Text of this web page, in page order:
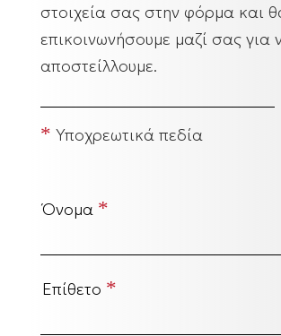
στοιχεία σας στην φόρμα και
επικοινωνήσουμε μαζί σας για
αποστείλλουμε.
* Υποχρεωτικά πεδία
Όνομα *
Επίθετο *